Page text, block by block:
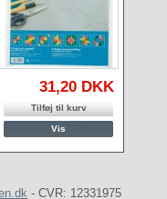
31,20 DKK
Tilføj til kurv
Vis
- CVR: 12331975